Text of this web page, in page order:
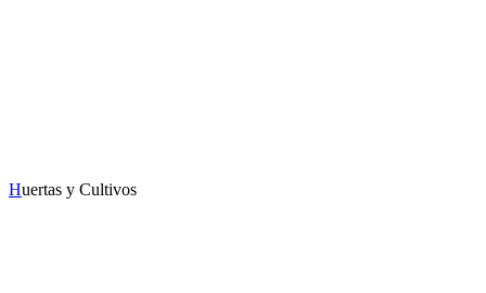
Huertas y Cultivos